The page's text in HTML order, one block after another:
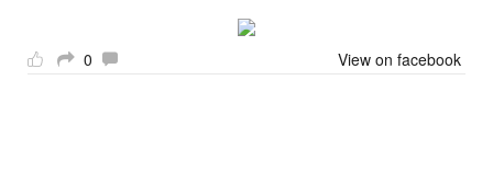
0 View on facebook